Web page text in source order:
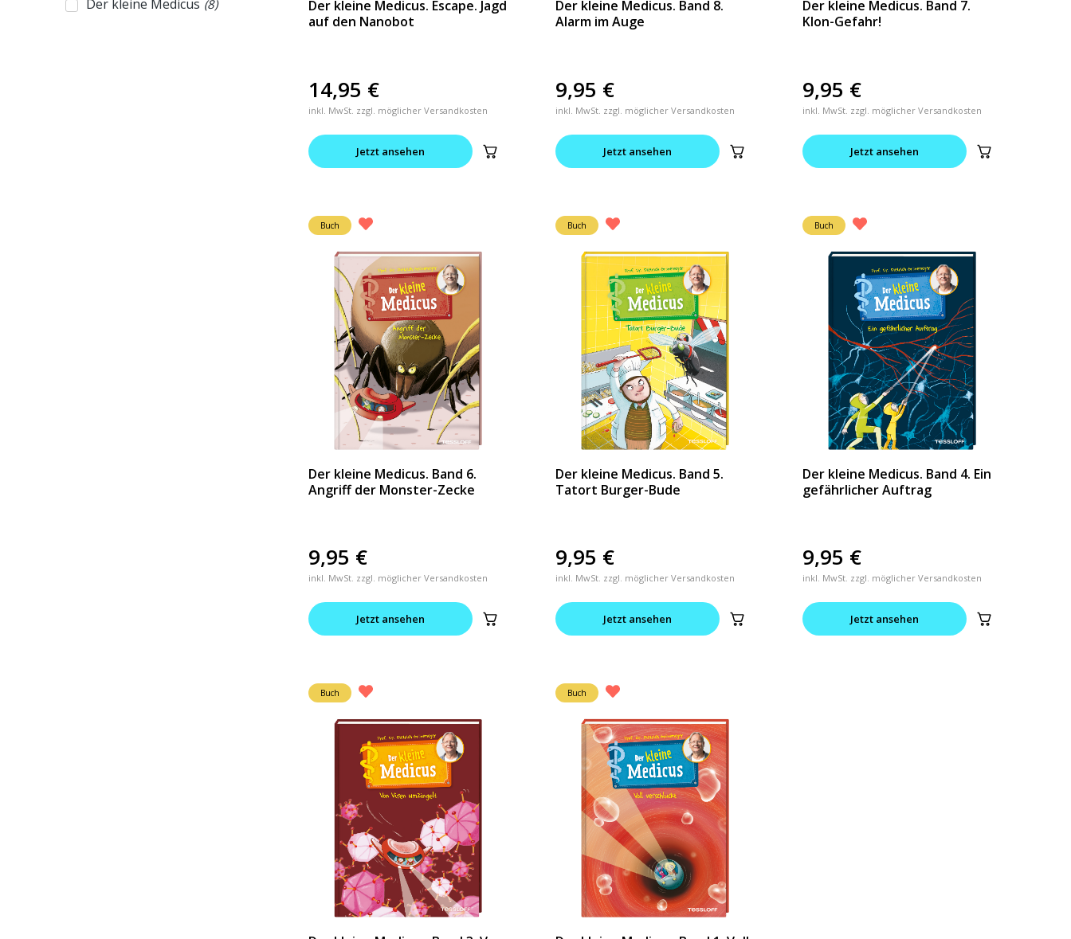
Der kleine Medicus (8)
Der kleine Medicus. Escape. Jagd
auf den Nanobot
14,95 €
inkl. MwSt. zzgl. möglicher Versandkosten
Jetzt ansehen
Der kleine Medicus. Band 8.
Alarm im Auge
9,95 €
inkl. MwSt. zzgl. möglicher Versandkosten
Jetzt ansehen
Der kleine Medicus. Band 7.
Klon-Gefahr!
9,95 €
inkl. MwSt. zzgl. möglicher Versandkosten
Jetzt ansehen
Buch
Der kleine Medicus. Band 6.
Angriff der Monster-Zecke
9,95 €
inkl. MwSt. zzgl. möglicher Versandkosten
Jetzt ansehen
Buch
Der kleine Medicus. Band 5.
Tatort Burger-Bude
9,95 €
inkl. MwSt. zzgl. möglicher Versandkosten
Jetzt ansehen
Buch
Der kleine Medicus. Band 4. Ein
gefährlicher Auftrag
9,95 €
inkl. MwSt. zzgl. möglicher Versandkosten
Jetzt ansehen
Buch Buch